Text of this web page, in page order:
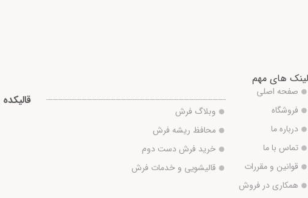
لینک های مهم
صفحه اصلی
فروشگاه
درباره ما
تماس با ما
قوانین و مقررات
همکاری در فروش
وبلاگ فرش
محافظ ریشه فرش
خرید فرش دست دوم
قالیشویی و خدمات فرش
قالیکده